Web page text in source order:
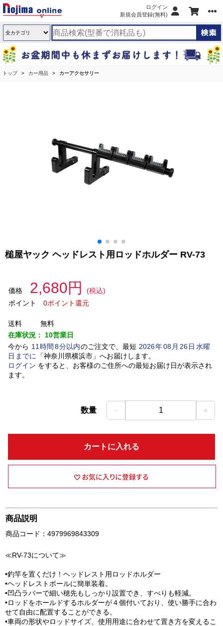
ログイン
新規会員登録(無料)
トップ カー用品 カーアクセサリー
槌屋ヤック ヘッドレスト用ロッドホルダー RV-73
価格 2,680円
(税込)
ポイント
0ポイント還元
送料
無料
在庫状況： 10営業日
今から 11 時間 8分以内のご注文で、最短 2026年08 月 26日水曜
日 までに 「神奈川県横浜市」 へお届けします。
ログイン をすると、お客様のご住所への最短お届け日が表示され
ます。
数量 － 1 ＋
カートに入れる
商品説明
商品コード：4979969843309
≪RV-73について≫
•釣竿を置くだけ！ヘッドレスト用ロッドホルダー
•ヘッドレストポールに簡単装着。
•凹凸ラバーで細い穂先もしっかり設置でき、すべりも軽減。
•ロッドをホールドするホルダーが４個付いており、使い勝手に合わ
せて自由に配置することができる。
•車両の形状やロッドサイズ、使用用途に合わせて置き方を変えるこ